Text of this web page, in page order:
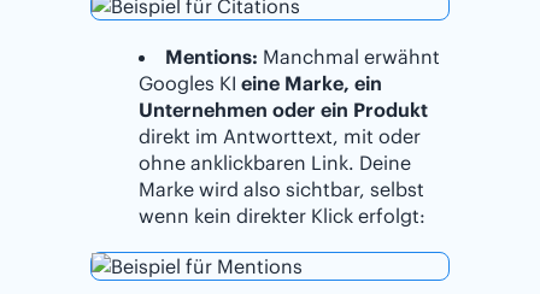
Mentions: Manchmal erwähnt
Googles KI eine Marke, ein
Unternehmen oder ein Produkt
direkt im Antworttext, mit oder
ohne anklickbaren Link. Deine
Marke wird also sichtbar, selbst
wenn kein direkter Klick erfolgt: